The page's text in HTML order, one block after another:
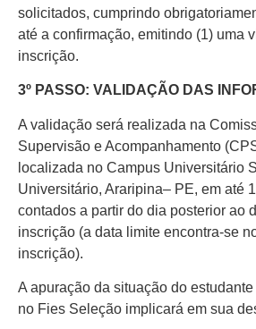
solicitados, cumprindo
até a confirmação, emitindo (1) uma
inscrição.
3º PASSO: VALIDAÇÃO DAS
A validação será realizada na
Supervisão e Acompanhamento
localizada no Campus Universitário
Universitário, Araripina– PE, em até
contados a partir do dia posterior ao
inscrição (a data limite encontra-se
inscrição).
A apuração da situação do
no Fies Seleção implicará em sua